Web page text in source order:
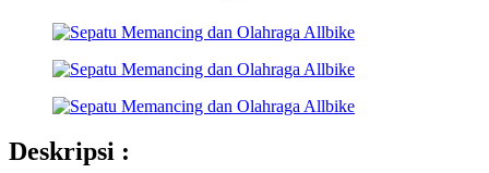
Deskripsi :